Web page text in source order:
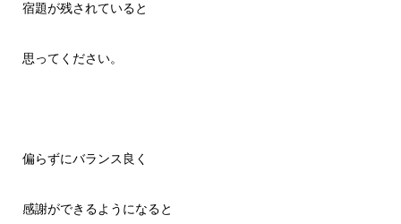
宿題が残されていると
思ってください。
偏らずにバランス良く
感謝ができるようになると